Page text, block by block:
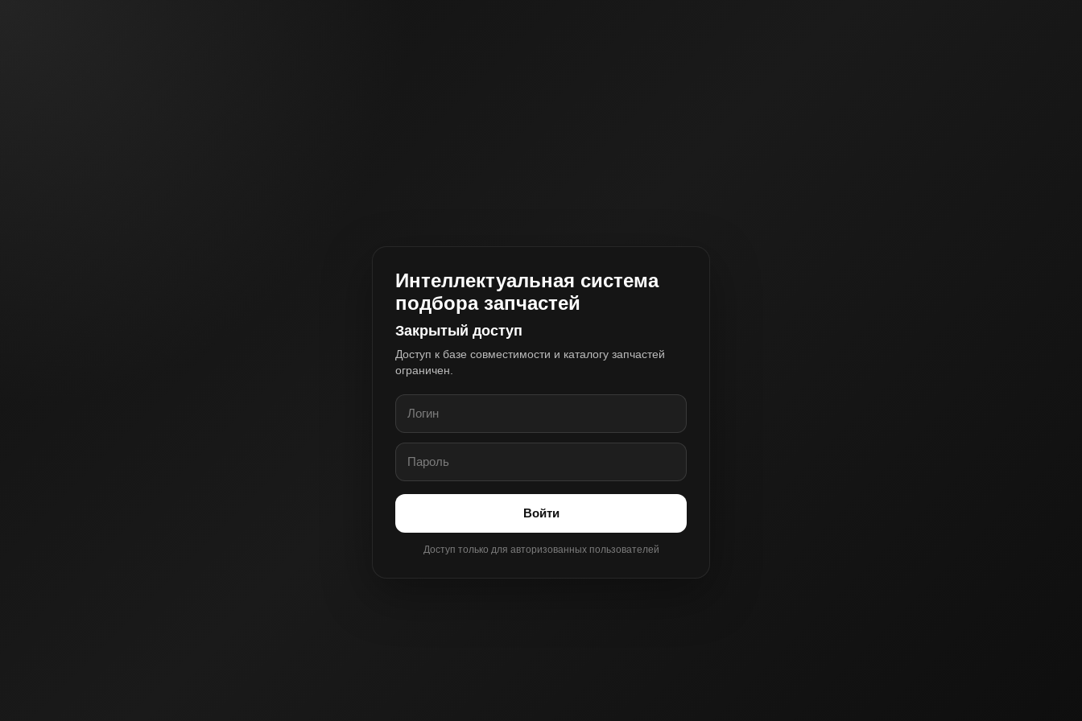
Интеллектуальная система
подбора запчастей
Закрытый доступ
Доступ к базе совместимости и каталогу запчастей
ограничен.
Войти
Доступ только для авторизованных пользователей